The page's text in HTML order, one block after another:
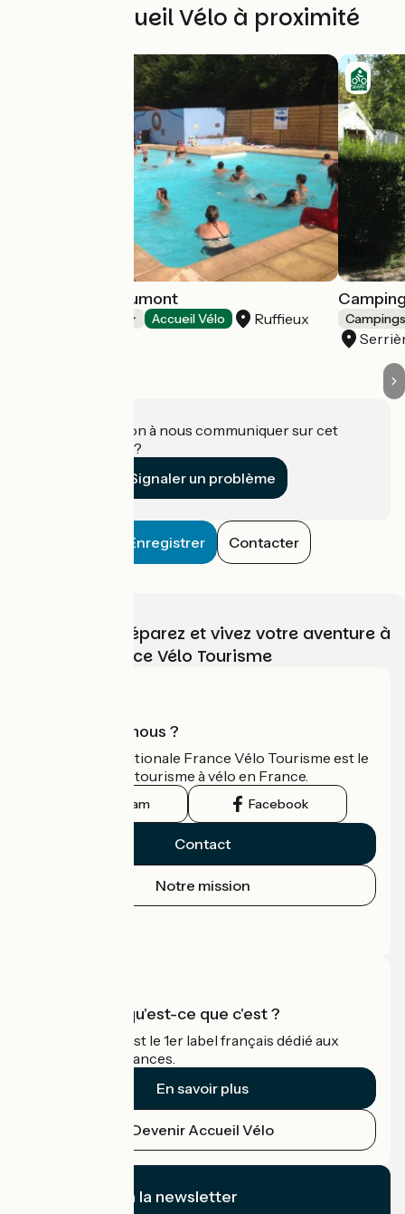
Autres Accueil Vélo à proximité
Camping de Saumont
Accueil Vélo Ruffieux
Une information à nous communiquer sur cet
établissement ?
Signaler un problème
Enregistrer Contacter
Choisissez, préparez et vivez votre aventure à
vélo avec France Vélo Tourisme
Qui sommes-nous ?
L'association nationale France Vélo Tourisme est le
guide officiel du tourisme à vélo en France.
Instagram Facebook
Contact
Notre mission
Accueil Vélo qu'est-ce que c'est ?
Accueil Vélo c'est le 1er label français dédié aux
cyclistes en vacances.
En savoir plus
Devenir Accueil Vélo
Je m'abonne à la newsletter